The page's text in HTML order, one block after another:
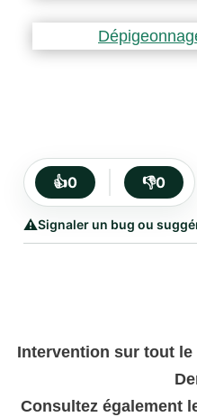
👍0 👎0
⚠️Signaler un bug ou
Intervention sur tout le
Consultez également